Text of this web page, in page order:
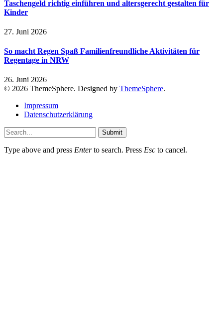
Taschengeld richtig einführen und altersgerecht gestalten für
Kinder
27. Juni 2026
So macht Regen Spaß Familienfreundliche Aktivitäten für
Regentage in NRW
26. Juni 2026
© 2026 ThemeSphere. Designed by ThemeSphere.
Impressum
Datenschutzerklärung
Submit
Type above and press Enterto search. Press Esc to cancel.